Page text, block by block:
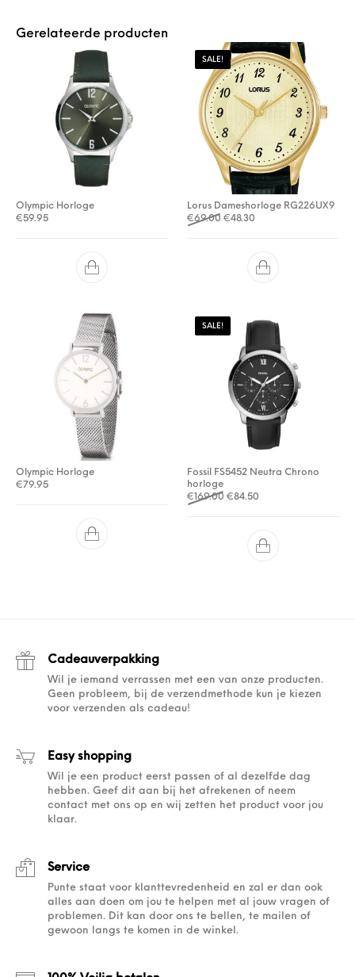
Gerelateerde producten
Olympic Horloge
€59.95
SALE!
Lorus Dameshorloge RG226UX9
€69.00 Oorspronkelijke prijs was:
€48.30
Olympic Horloge
€79.95
SALE!
Fossil FS5452 Neutra Chrono
horloge
€169.00 Oorspronkelijke prijs was:
€84.50
Cadeauverpakking
Wil je iemand verrassen met een van onze producten.
Geen probleem, bij de verzendmethode kun je kiezen
voor verzenden als cadeau!
Easy shopping
Wil je een product eerst passen of al dezelfde dag
hebben. Geef dit aan bij het afrekenen of neem
contact met ons op en wij zetten het product voor jou
klaar.
Service
Punte staat voor klanttevredenheid en zal er dan ook
alles aan doen om jou te helpen met al jouw vragen of
problemen. Dit kan door ons te bellen, te mailen of
gewoon langs te komen in de winkel.